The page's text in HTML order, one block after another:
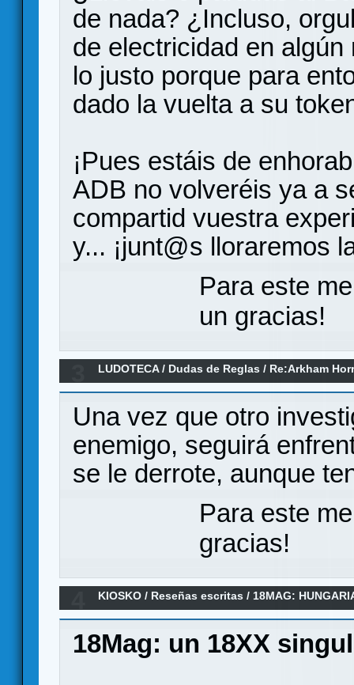
de nada? ¿Incluso,
de electricidad en
lo justo porque para
dado la vuelta a su
¡Pues estáis de
ADB no volveréis ya a
compartid vuestra
y... ¡junt@s lloraremos
Para este
un gracias!
LUDOTECA/ Dudas de Reglas / Re:Arkham
Una vez que otro
enemigo, seguirá
se le derrote, aunque
Para este
gracias!
KIOSKO / Reseñas escritas / 18MAG:
18Mag: un 18XX